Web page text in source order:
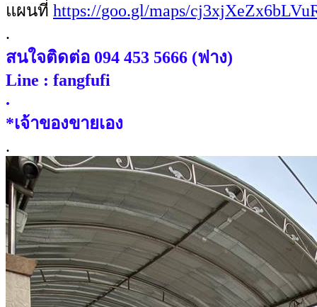
แผนที่ https://goo.gl/maps/
.
สนใจติดต่อ 094 453 5666 (ฟาง)
Line : fangfufi
.
*เจ้าของขายเอง
.